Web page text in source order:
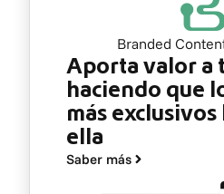
Branded
Aporta valor a
haciendo que
más
ella
Saber más